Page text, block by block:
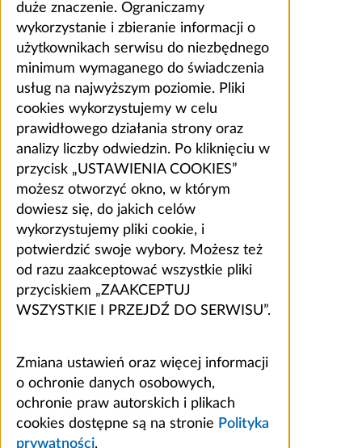
duże znaczenie. Ograniczamy
wykorzystanie i zbieranie informacji o
użytkownikach serwisu do niezbędnego
minimum wymaganego do świadczenia
usług na najwyższym poziomie. Pliki
cookies wykorzystujemy w celu
prawidłowego działania strony oraz
analizy liczby odwiedzin. Po kliknięciu w
przycisk „USTAWIENIA COOKIES”
możesz otworzyć okno, w którym
dowiesz się, do jakich celów
wykorzystujemy pliki cookie, i
potwierdzić swoje wybory. Możesz też
od razu zaakceptować wszystkie pliki
przyciskiem „ZAAKCEPTUJ
WSZYSTKIE I PRZEJDŹ DO SERWISU”.
Zmiana ustawień oraz więcej informacji
o ochronie danych osobowych,
ochronie praw autorskich i plikach
cookies dostępne są na stronie Polityka
prywatności.